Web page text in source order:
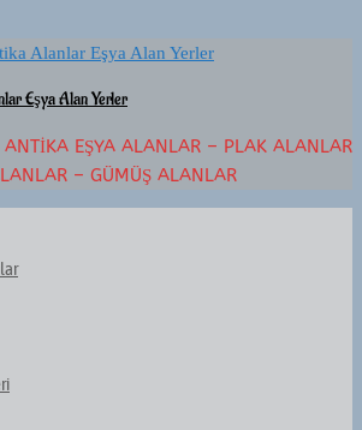
Eşya Alan Yerler
EŞYA ALANLAR – PLAK ALANLAR
– GÜMÜŞ ALANLAR